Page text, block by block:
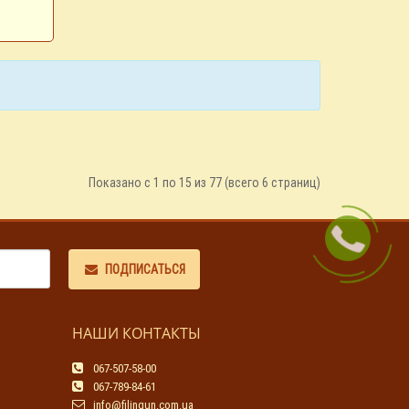
Показано с 1 по 15 из 77 (всего 6 страниц)
ПОДПИСАТЬСЯ
НАШИ КОНТАКТЫ
067-507-58-00
067-789-84-61
info@filingun.com.ua